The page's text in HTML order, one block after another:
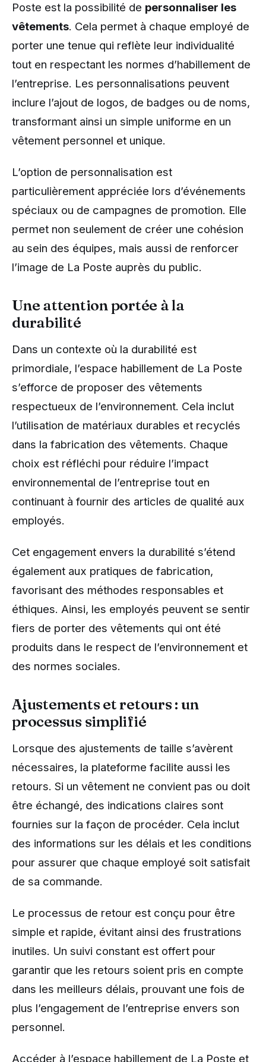
Poste est la possibilité de personnaliser les
vêtements. Cela permet à chaque employé de
porter une tenue qui reflète leur individualité
tout en respectant les normes d’habillement de
l’entreprise. Les personnalisations peuvent
inclure l’ajout de logos, de badges ou de noms,
transformant ainsi un simple uniforme en un
vêtement personnel et unique.
L’option de personnalisation est
particulièrement appréciée lors d’événements
spéciaux ou de campagnes de promotion. Elle
permet non seulement de créer une cohésion
au sein des équipes, mais aussi de renforcer
l’image de La Poste auprès du public.
Une attention portée à la
durabilité
Dans un contexte où la durabilité est
primordiale, l’espace habillement de La Poste
s’efforce de proposer des vêtements
respectueux de l’environnement. Cela inclut
l’utilisation de matériaux durables et recyclés
dans la fabrication des vêtements. Chaque
choix est réfléchi pour réduire l’impact
environnemental de l’entreprise tout en
continuant à fournir des articles de qualité aux
employés.
Cet engagement envers la durabilité s’étend
également aux pratiques de fabrication,
favorisant des méthodes responsables et
éthiques. Ainsi, les employés peuvent se sentir
fiers de porter des vêtements qui ont été
produits dans le respect de l’environnement et
des normes sociales.
Ajustements et retours : un
processus simplifié
Lorsque des ajustements de taille s’avèrent
nécessaires, la plateforme facilite aussi les
retours. Si un vêtement ne convient pas ou doit
être échangé, des indications claires sont
fournies sur la façon de procéder. Cela inclut
des informations sur les délais et les conditions
pour assurer que chaque employé soit satisfait
de sa commande.
Le processus de retour est conçu pour être
simple et rapide, évitant ainsi des frustrations
inutiles. Un suivi constant est offert pour
garantir que les retours soient pris en compte
dans les meilleurs délais, prouvant une fois de
plus l’engagement de l’entreprise envers son
personnel.
Accéder à l’espace habillement de La Poste et